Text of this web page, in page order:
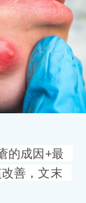
的成因+最
善，文末